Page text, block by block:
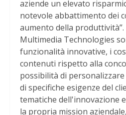
aziende un elevato
notevole abbattimento dei
aumento della
Multimedia Technologies
funzionalità innovative, i
contenuti rispetto alla
possibilità di
di specifiche esigenze del
tematiche dell'innovazione
la propria mission